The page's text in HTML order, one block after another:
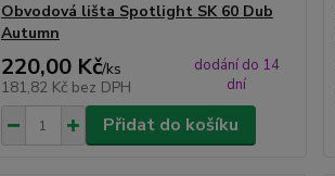
Obvodová lišta Spotlight SK 60 Dub
Autumn
220,00 Kč/ks
181,82 Kč bez DPH
dodání do 14
dní
Přidat do košíku